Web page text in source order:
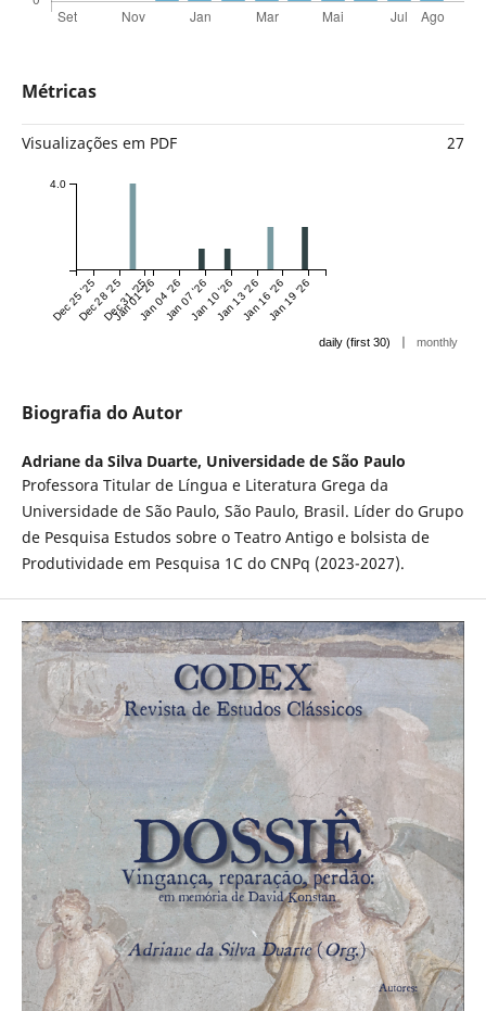
Métricas
Visualizações em PDF 27
Dec 25 '25Dec 28 '25Dec 31 '25
Jan 01 '26Jan 04 '26Jan 07 '26Jan 10 '26Jan 13 '26Jan 16 '26Jan 19 '26
4.0
daily (first 30) | monthly
Biografia do Autor
Adriane da Silva Duarte, Universidade de São Paulo
Professora Titular de Língua e Literatura Grega da
Universidade de São Paulo, São Paulo, Brasil. Líder do Grupo
de Pesquisa Estudos sobre o Teatro Antigo e bolsista de
Produtividade em Pesquisa 1C do CNPq (2023-2027).